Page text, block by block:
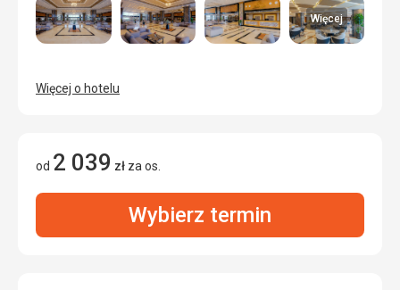
Więcej
Więcej o hotelu
od 2 039 zł za os.
Wybierz termin